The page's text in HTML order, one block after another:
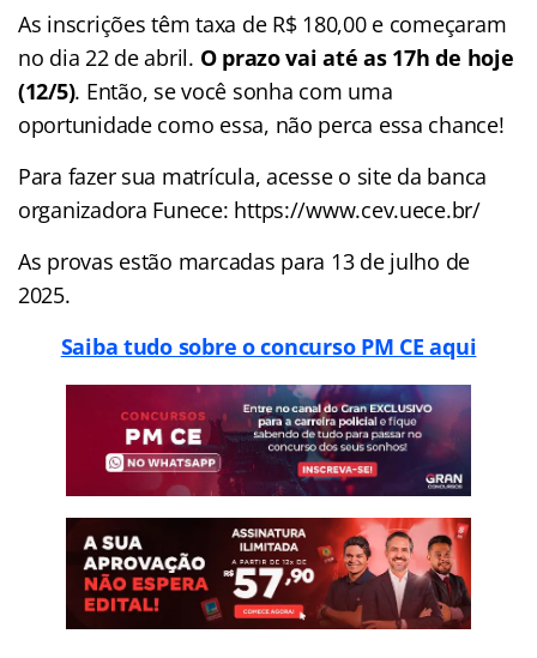
As inscrições têm taxa de R$ 180,00 e começaram
no dia 22 de abril. O prazo vai até as 17h de hoje
(12/5). Então, se você sonha com uma
oportunidade como essa, não perca essa chance!
Para fazer sua matrícula, acesse o site da banca
organizadora Funece: https://www.cev.uece.br/
As provas estão marcadas para 13 de julho de
2025.
Saiba tudo sobre o concurso PM CE aqui